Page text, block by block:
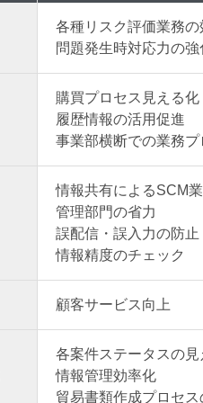
各種リスク評価業務の
問題発生時対応力の強
購買プロセス見える
履歴情報の活用促進
事業部横断での業務
情報共有によるSCM
管理部門の省力
誤配信・誤入力の防止
情報精度のチェック
顧客サービス向上
各案件ステータスの見
情報管理効率化
貿易書類作成プロセ